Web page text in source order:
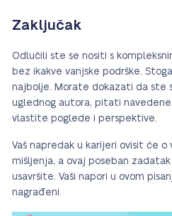
Zaključak
Odlučili ste se nositi s
bez ikakve vanjske podrške.
najbolje. Morate dokazati da ste
uglednog autora, pitati
vlastite poglede i perspektive.
Vaš napredak u karijeri ovisit će
mišljenja, a ovaj poseban
usavršite. Vaši napori u ovom
nagrađeni.